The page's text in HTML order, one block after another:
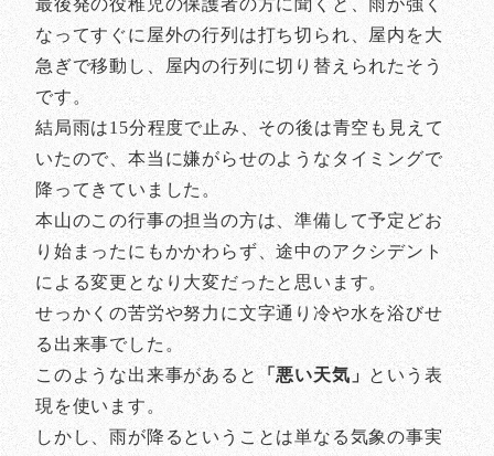
なってすぐに屋外の行列は打ち切られ、屋内を大
急ぎで移動し、屋内の行列に切り替えられたそう
です。
結局雨は15分程度で止み、その後は青空も見えて
いたので、本当に嫌がらせのようなタイミングで
降ってきていました。
本山のこの行事の担当の方は、準備して予定どお
り始まったにもかかわらず、途中のアクシデント
による変更となり大変だったと思います。
せっかくの苦労や努力に文字通り冷や水を浴びせ
る出来事でした。
このような出来事があると「悪い天気」 という表
現を使います。
しかし、雨が降るということは単なる気象の事実